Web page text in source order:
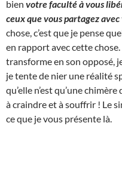
bien votre faculté à vous
ceux que vous partagez avec
chose, c’est que je pense
en rapport avec cette
transforme en son opposé,
je tente de nier une réalité
qu’elle n’est qu’une
à craindre et à souffrir ! Le
ce que je vous présente là.